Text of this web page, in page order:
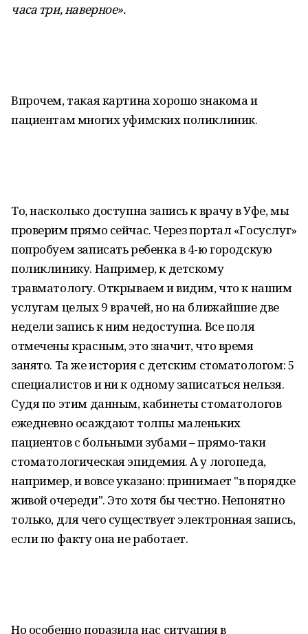
часа три, наверное».
Впрочем, такая картина хорошо знакома и
пациентам многих уфимских поликлиник.
То, насколько доступна запись к врачу в Уфе, мы
проверим прямо сейчас. Через портал «Госуслуг»
попробуем записать ребенка в 4-ю городскую
поликлинику. Например, к детскому
травматологу. Открываем и видим, что к нашим
услугам целых 9 врачей, но на ближайшие две
недели запись к ним недоступна. Все поля
отмечены красным, это значит, что время
занято. Та же история с детским стоматологом: 5
специалистов и ни к одному записаться нельзя.
Судя по этим данным, кабинеты стоматологов
ежедневно осаждают толпы маленьких
пациентов с больными зубами – прямо-таки
стоматологическая эпидемия. А у логопеда,
например, и вовсе указано: принимает "в порядке
живой очереди". Это хотя бы честно. Непонятно
только, для чего существует электронная запись,
если по факту она не работает.
Но особенно поразила нас ситуация в